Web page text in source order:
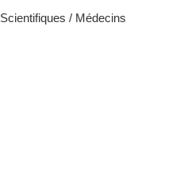
Scientifiques / Médecins